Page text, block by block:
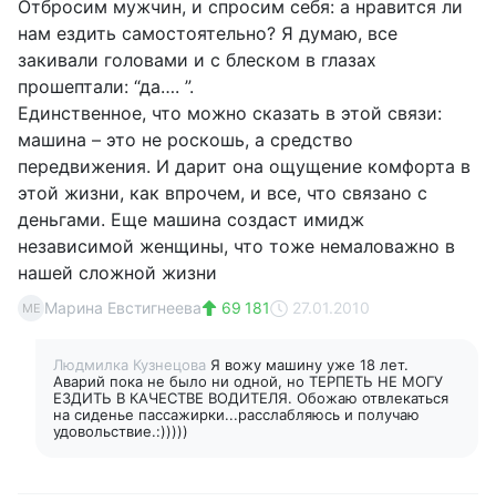
Отбросим мужчин, и спросим себя: а нравится ли
нам ездить самостоятельно? Я думаю, все
закивали головами и с блеском в глазах
прошептали: “да…. ”.
Единственное, что можно сказать в этой связи:
машина – это не роскошь, а средство
передвижения. И дарит она ощущение комфорта в
этой жизни, как впрочем, и все, что связано с
деньгами. Еще машина создаст имидж
независимой женщины, что тоже немаловажно в
нашей сложной жизни
МЕ Марина Евстигнеева 69 181 27.01.2010
Людмилка Кузнецова Я вожу машину уже 18 лет.
Аварий пока не было ни одной, но ТЕРПЕТЬ НЕ МОГУ
ЕЗДИТЬ В КАЧЕСТВЕ ВОДИТЕЛЯ. Обожаю отвлекаться
на сиденье пассажирки...расслабляюсь и получаю
удовольствие.:)))))